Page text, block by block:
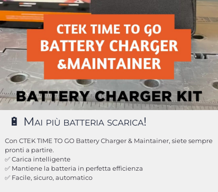
🔋 Mai più batteria scarica!
Con CTEK TIME TO GO Battery Charger & Maintainer, siete sempre
pronti a partire.
✅ Carica intelligente
✅ Mantiene la batteria in perfetta efficienza
✅ Facile, sicuro, automatico